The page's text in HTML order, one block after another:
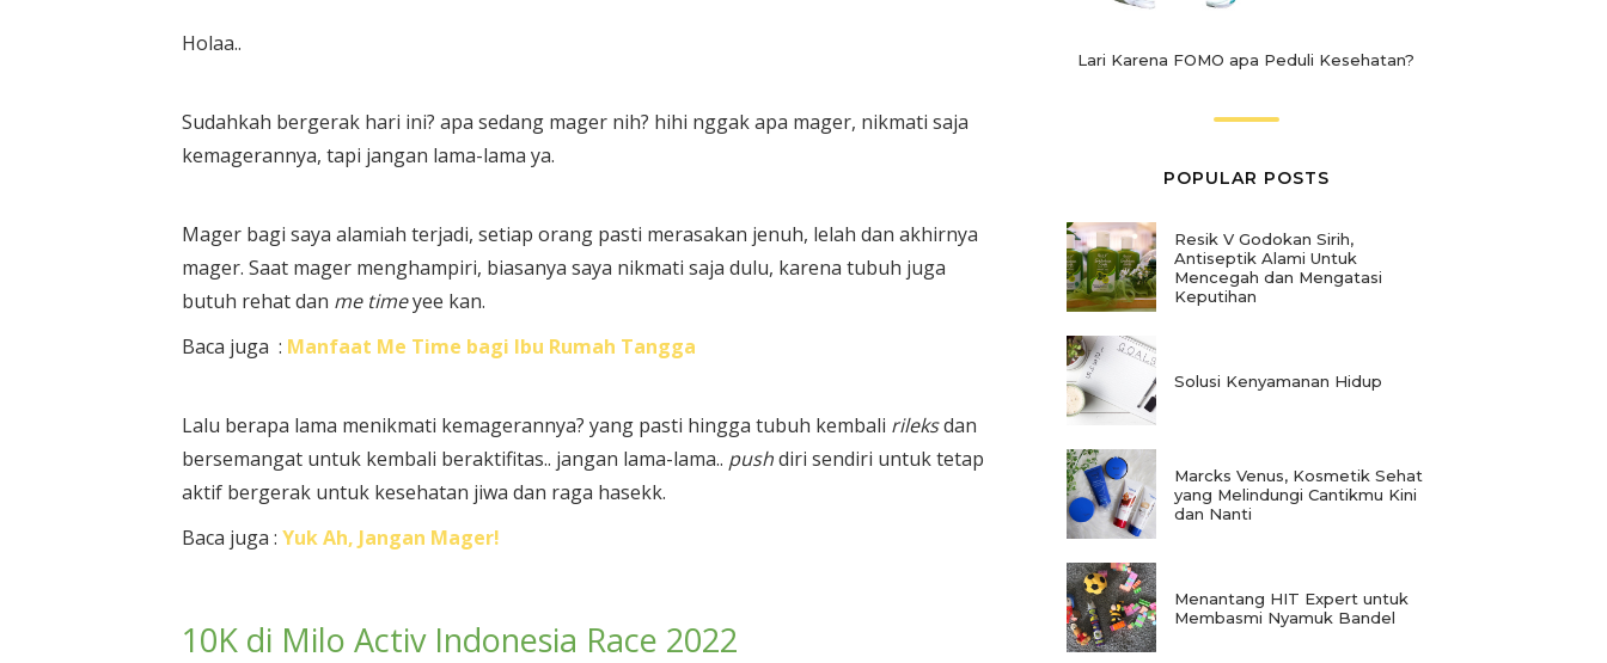
Holaa..
Sudahkah bergerak hari ini? apa sedang mager nih? hihi nggak apa mager, nikmati saja
kemagerannya, tapi jangan lama-lama ya.
Mager bagi saya alamiah terjadi, setiap orang pasti merasakan jenuh, lelah dan akhirnya
mager. Saat mager menghampiri, biasanya saya nikmati saja dulu, karena tubuh juga
butuh rehat dan me timeyee kan.
Baca juga : Manfaat Me Time bagi Ibu Rumah Tangga
Lalu berapa lama menikmati kemagerannya? yang pasti hingga tubuh kembali rileksdan
bersemangat untuk kembali beraktifitas.. jangan lama-lama.. pushdiri sendiri untuk tetap
aktif bergerak untuk kesehatan jiwa dan raga hasekk.
Baca juga : Yuk Ah, Jangan Mager!
10K di Milo Activ Indonesia Race 2022
Lari Karena FOMO apa Peduli Kesehatan?
POPULAR POSTS
Resik V Godokan Sirih,
Antiseptik Alami Untuk
Mencegah dan Mengatasi
Keputihan
Solusi Kenyamanan Hidup
Marcks Venus, Kosmetik Sehat
yang Melindungi Cantikmu Kini
dan Nanti
Menantang HIT Expert untuk
Membasmi Nyamuk Bandel